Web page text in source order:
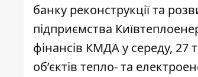
банку реконструкції та
підприємства
фінансів КМДА у середу, 27
об’єктів тепло- та